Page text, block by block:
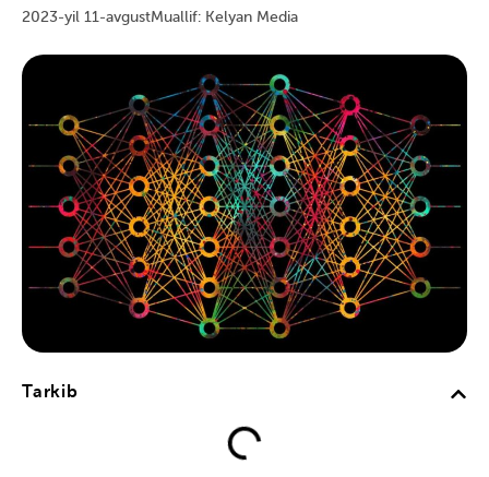
2023-yil 11-avgustMuallif: Kelyan Media
Tarkib